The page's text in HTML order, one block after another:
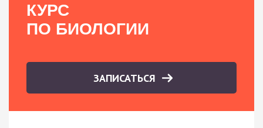
КУРС
ПО БИОЛОГИИ
ЗАПИСАТЬСЯ